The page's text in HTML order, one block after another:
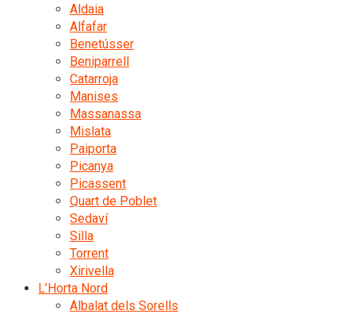
Aldaia
Alfafar
Benetússer
Beniparrell
Catarroja
Manises
Massanassa
Mislata
Paiporta
Picanya
Picassent
Quart de Poblet
Sedaví
Silla
Torrent
Xirivella
L’Horta Nord
Albalat dels Sorells